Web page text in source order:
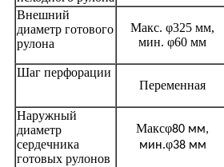
Внешний
диаметр готового
рулона
Макс. φ325 мм,
мин. φ60 мм
Шаг перфорации
Переменная
Наружный
диаметр
сердечника
готовых рулонов
Максφ80 мм,
мин.φ38 мм